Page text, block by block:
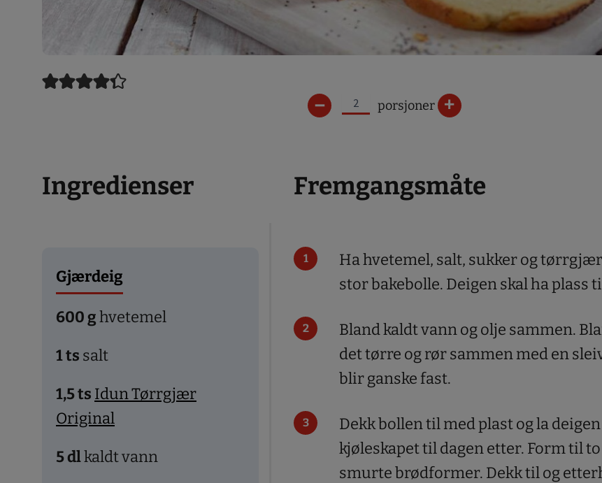
porsjoner
– +
Ingredienser
Gjærdeig
600ghvetemel
1ts salt
1,5ts Idun Tørrgjær
Original
5dlkaldt vann
Fremgangsmåte
Ha hvetemel, salt, sukker og
stor bakebolle. Deigen skal ha plass
Bland kaldt vann og olje sammen.
det tørre og rør sammen med en
blir ganske fast.
Dekk bollen til med plast og la
kjøleskapet til dagen etter. Form til
smurte brødformer. Dekk til og